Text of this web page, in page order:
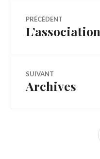
Navigation
de
l’article
PRÉCÉDENT
Article
L’association
SUIVANT
Article
Archives